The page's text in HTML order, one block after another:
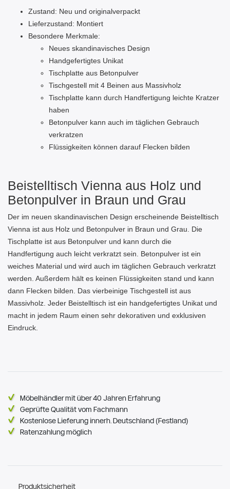
Zustand: Neu und originalverpackt
Lieferzustand: Montiert
Besondere Merkmale:
Neues skandinavisches Design
Handgefertigtes Unikat
Tischplatte aus Betonpulver
Tischgestell mit 4 Beinen aus Massivholz
Tischplatte kann durch Handfertigung leichte Kratzer
haben
Betonpulver kann auch im täglichen Gebrauch
verkratzen
Flüssigkeiten können darauf Flecken bilden
Beistelltisch Vienna aus Holz und
Betonpulver in Braun und Grau
Der im neuen skandinavischen Design erscheinende Beistelltisch
Vienna ist aus Holz und Betonpulver in Braun und Grau. Die
Tischplatte ist aus Betonpulver und kann durch die
Handfertigung auch leicht verkratzt sein. Betonpulver ist ein
weiches Material und wird auch im täglichen Gebrauch verkratzt
werden. Außerdem hält es keinen Flüssigkeiten stand und kann
dann Flecken bilden. Das vierbeinige Tischgestell ist aus
Massivholz. Jeder Beistelltisch ist ein handgefertigtes Unikat und
macht in jedem Raum einen sehr dekorativen und exklusiven
Eindruck.
Möbelhändler mit über 40 Jahren Erfahrung
Geprüfte Qualität vom Fachmann
Kostenlose Lieferung innerh. Deutschland (Festland)
Ratenzahlung möglich
Produktsicherheit